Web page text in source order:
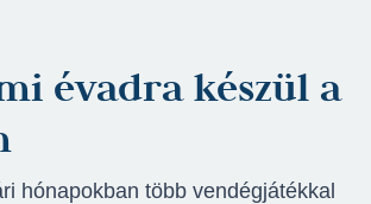
évadra készül a
hónapokban több vendégjátékkal